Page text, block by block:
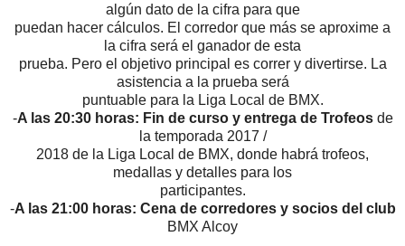
algún dato de la cifra para que
puedan hacer cálculos. El corredor que más se aproxime a
la cifra será el ganador de esta
prueba. Pero el objetivo principal es correr y divertirse. La
asistencia a la prueba será
puntuable para la Liga Local de BMX.
-A las 20:30 horas: Fin de curso y entrega de Trofeosde
la temporada 2017 /
2018 de la Liga Local de BMX, donde habrá trofeos,
medallas y detalles para los
participantes.
-A las 21:00 horas: Cena de corredores y socios del club
BMX Alcoy